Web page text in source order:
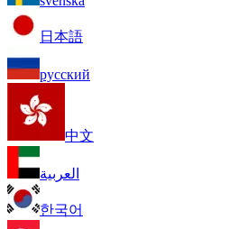
日本語
русский
中文
العربية
한국어